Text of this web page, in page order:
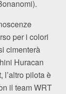
per i colori
cimenterà
Huracan
l’altro pilota è
il team WRT